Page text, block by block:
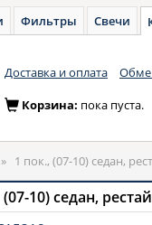
Фильтры Свечи
Доставка и оплата
Корзина: пока пуста.
» 1 пок., (07-10) седан,
10) седан,